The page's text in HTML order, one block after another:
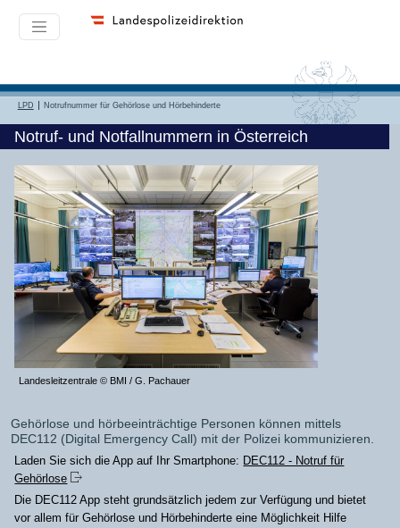
LPD Notrufnummer für Gehörlose und Hörbehinderte
Notruf- und Notfallnummern in Österreich
Landesleitzentrale © BMI / G. Pachauer
Gehörlose und hörbeeinträchtige Personen können mittels
DEC112 (Digital Emergency Call) mit der Polizei kommunizieren.
Laden Sie sich die App auf Ihr Smartphone: DEC112 - Notruf für
Gehörlose
Die DEC112 App steht grundsätzlich jedem zur Verfügung und bietet
vor allem für Gehörlose und Hörbehinderte eine Möglichkeit Hilfe